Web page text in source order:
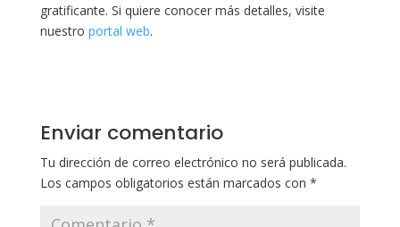
gratificante. Si quiere conocer más detalles, visite
nuestro portal web.
Enviar comentario
Tu dirección de correo electrónico no será publicada.
Los campos obligatorios están marcados con *